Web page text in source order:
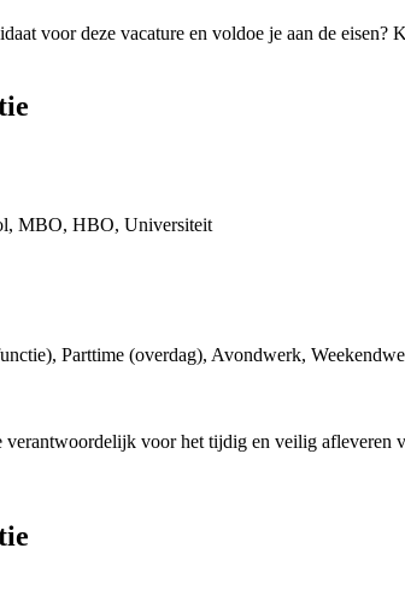
voor deze vacature en voldoe je aan de
MBO, HBO, Universiteit
Parttime (overdag), Avondwerk,
verantwoordelijk voor het tijdig en veilig afleveren